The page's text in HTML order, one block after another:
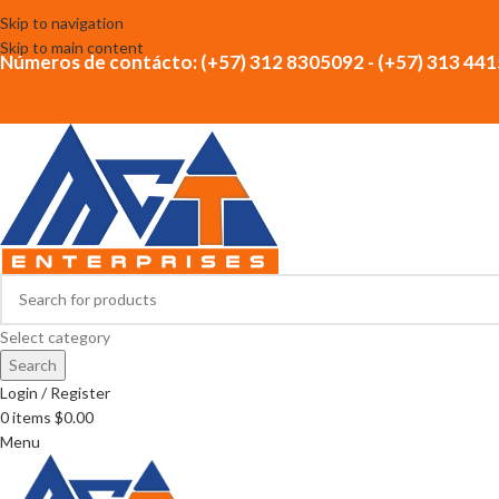
Skip to navigation
Skip to main content
Números de contácto: (+57) 312 8305092 - (+57) 313
Select category
Search
Login / Register
0items $0.00
Menu